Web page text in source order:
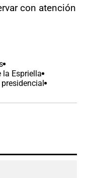
con atención
la Espriella